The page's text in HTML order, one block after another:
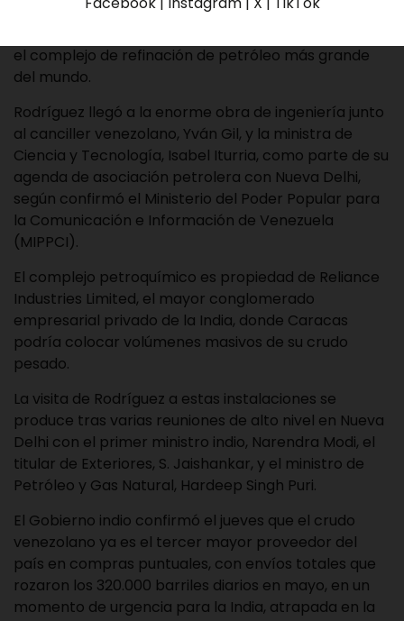
de su Gobierno la refinería de Jamnagar, ubicada en
el complejo de refinación de petróleo más grande
del mundo.
Rodríguez llegó a la enorme obra de ingeniería junto
al canciller venezolano, Yván Gil, y la ministra de
Ciencia y Tecnología, Isabel Iturria, como parte de su
agenda de asociación petrolera con Nueva Delhi,
según confirmó el Ministerio del Poder Popular para
la Comunicación e Información de Venezuela
(MIPPCI).
El complejo petroquímico es propiedad de Reliance
Industries Limited, el mayor conglomerado
empresarial privado de la India, donde Caracas
podría colocar volúmenes masivos de su crudo
pesado.
La visita de Rodríguez a estas instalaciones se
produce tras varias reuniones de alto nivel en Nueva
Delhi con el primer ministro indio, Narendra Modi, el
titular de Exteriores, S. Jaishankar, y el ministro de
Petróleo y Gas Natural, Hardeep Singh Puri.
El Gobierno indio confirmó el jueves que el crudo
venezolano ya es el tercer mayor proveedor del
país en compras puntuales, con envíos totales que
rozaron los 320.000 barriles diarios en mayo, en un
momento de urgencia para la India, atrapada en la